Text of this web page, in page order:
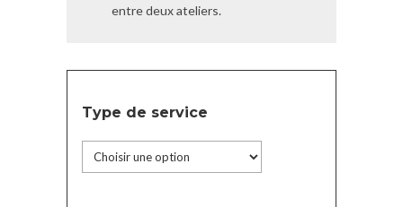
entre deux ateliers.
Type de service